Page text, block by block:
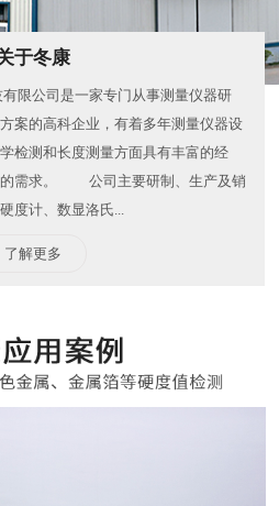
于冬康
公司是一家专门从事测量仪器研
案的高科企业，有着多年测量仪器设
检测和长度测量方面具有丰富的经
的需求。 ​​公司主要研制、生产及销
度计、数显洛氏...
了解更多